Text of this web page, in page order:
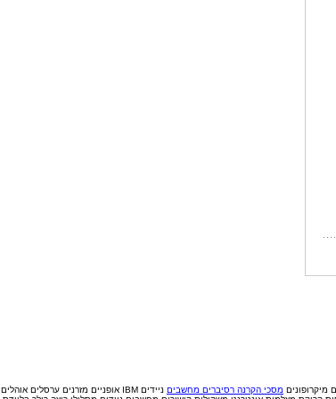
מיקרופונים מסכי הקרנה רסיברים מחשבים ניידים IBM אופניים מזרנים ערסלים אוהלים